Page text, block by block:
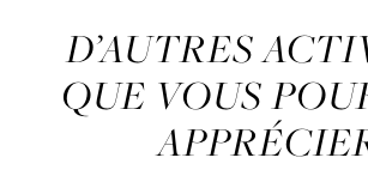
D’AUTRES
QUE VOUS